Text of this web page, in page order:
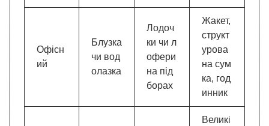
Офісн
ий
Блузка
чи вод
олазка
Лодоч
ки чи л
офери
на під
борах
Жакет,
структ
урова
на сум
ка, год
инник
Великі